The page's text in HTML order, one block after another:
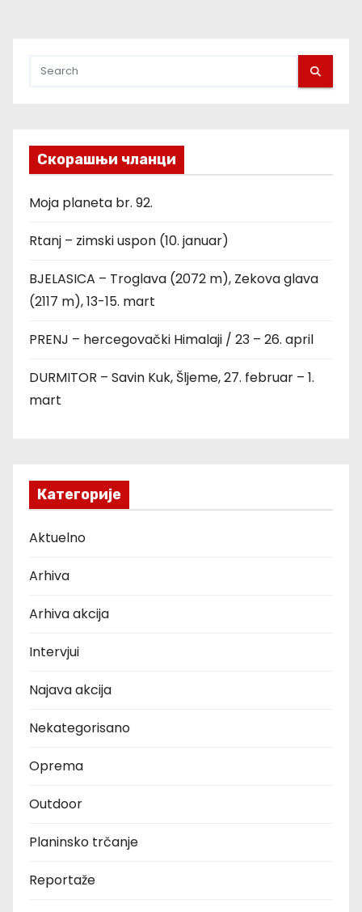
Скорашњи чланци
Moja planeta br. 92.
Rtanj – zimski uspon (10. januar)
BJELASICA – Troglava (2072 m), Zekova glava
(2117 m), 13-15. mart
PRENJ – hercegovački Himalaji / 23 – 26. april
DURMITOR – Savin Kuk, Šljeme, 27. februar – 1.
mart
Категорије
Aktuelno
Arhiva
Arhiva akcija
Intervjui
Najava akcija
Nekategorisano
Oprema
Outdoor
Planinsko trčanje
Reportaže